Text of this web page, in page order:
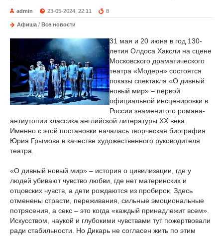
admin 23-05-2024, 22:11 8
Афиша / Все новости
31 мая и 20 июня в год 130-
летия Олдоса Хаксли на сцене
Московского драматического
театра «Модерн» состоятся
показы спектакля «О дивный
новый мир» – первой
официальной инсценировки в
России знаменитого романа-
антиутопии классика английской литературы XX века.
Именно с этой постановки началась творческая биография
Юрия Грымова в качестве художественного руководителя
театра.
«О дивный новый мир» – история о цивилизации, где у
людей убивают чувство любви, где нет материнских и
отцовских чувств, а дети рождаются из пробирок. Здесь
отменены страсти, переживания, сильные эмоциональные
потрясения, а секс – это когда «каждый принадлежит всем».
Искусством, наукой и глубокими чувствами тут пожертвовали
ради стабильности. Но Дикарь не согласен жить по этим